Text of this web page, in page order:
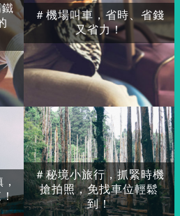
＃秘境小旅行，抓緊時機
搶拍照，免找車位輕鬆
到！
＃機場叫車，省時、省錢
又省力！